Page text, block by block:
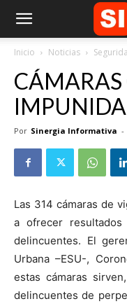
Inicio Noticias
Por Sinergia Informativa -
Las 314 cámaras de
a ofrecer
delincuentes. El
Urbana –ESU-,
estas cámaras
delincuentes de